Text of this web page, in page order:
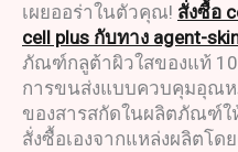
เผยออร่าในตัวคุณ! สั่งซื้อ
cell plus กับทาง agent-
ภัณฑ์กลูต้าผิวใสของแท้
การขนส่งแบบควบคุมอุณ
ของสารสกัดในผลิตภัณฑ์ใ
สั่งซื้อเองจากแหล่งผลิตโด